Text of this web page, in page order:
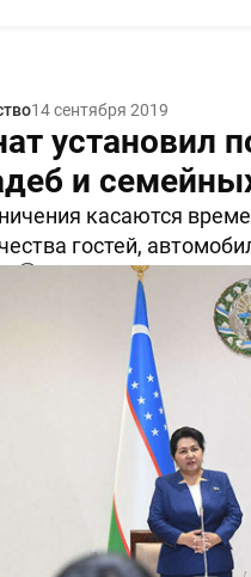
14 сентября 2019
установил
и
касаются
гостей,